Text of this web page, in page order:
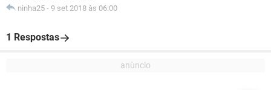
ninha25 - 9 set 2018 às 06:00
1 Respostas